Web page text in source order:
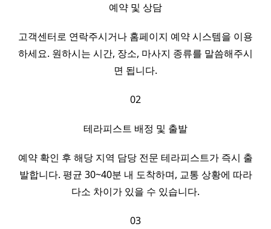
예약 및 상담
고객센터로 연락주시거나 홈페이지 예약 시스템을 이용
하세요. 원하시는 시간, 장소, 마사지 종류를 말씀해주시
면 됩니다.
02
테라피스트 배정 및 출발
예약 확인 후 해당 지역 담당 전문 테라피스트가 즉시 출
발합니다. 평균 30~40분 내 도착하며, 교통 상황에 따라
다소 차이가 있을 수 있습니다.
03